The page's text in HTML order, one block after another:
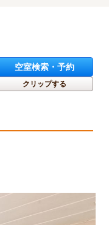
空室検索・予約
クリップする